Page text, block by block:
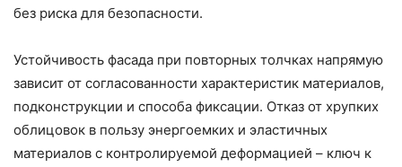
без риска для безопасности.
Устойчивость фасада при повторных толчках напрямую
зависит от согласованности характеристик материалов,
подконструкции и способа фиксации. Отказ от хрупких
облицовок в пользу энергоемких и эластичных
материалов с контролируемой деформацией – ключ к